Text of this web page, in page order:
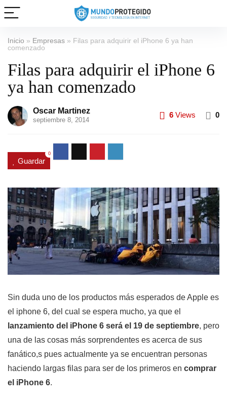
Inicio » Empresas » Filas para adquirir el iPhone 6 ya han
comenzado
Filas para adquirir el iPhone 6
ya han comenzado
Oscar Martinez
septiembre 8, 2014
6 Views 0
Guardar
0
Sin duda uno de los productos más esperados de Apple es
el iphone 6, del cual se espera mucho, ya que el
lanzamiento del iPhone 6 será el 19 de septiembre, pero
una de las cosas más sorprendentes es acerca de sus
fanático,s pues actualmente ya se encuentran personas
haciendo largas filas para ser de los primeros en comprar
el iPhone 6.